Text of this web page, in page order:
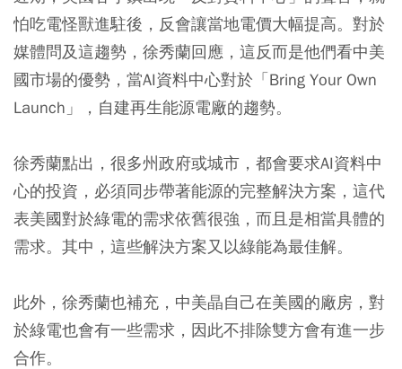
怕吃電怪獸進駐後，反會讓當地電價大幅提高。對於
媒體問及這趨勢，徐秀蘭回應，這反而是他們看中美
國市場的優勢，當AI資料中心對於「Bring Your Own
Launch」，自建再生能源電廠的趨勢。
徐秀蘭點出，很多州政府或城市，都會要求AI資料中
心的投資，必須同步帶著能源的完整解決方案，這代
表美國對於綠電的需求依舊很強，而且是相當具體的
需求。其中，這些解決方案又以綠能為最佳解。
此外，徐秀蘭也補充，中美晶自己在美國的廠房，對
於綠電也會有一些需求，因此不排除雙方會有進一步
合作。